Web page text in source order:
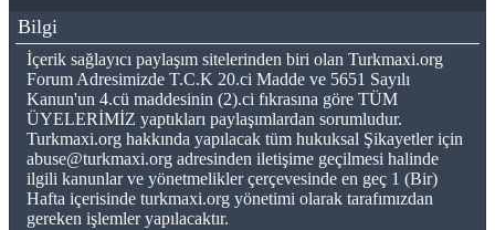
Bilgi
İçerik sağlayıcı paylaşım sitelerinden biri olan Turkmaxi.org
Forum Adresimizde T.C.K 20.ci Madde ve 5651 Sayılı
Kanun'un 4.cü maddesinin (2).ci fıkrasına göre TÜM
ÜYELERİMİZ yaptıkları paylaşımlardan sorumludur.
Turkmaxi.org hakkında yapılacak tüm hukuksal Şikayetler için
abuse@turkmaxi.org adresinden iletişime geçilmesi halinde
ilgili kanunlar ve yönetmelikler çerçevesinde en geç 1 (Bir)
Hafta içerisinde turkmaxi.org yönetimi olarak tarafımızdan
gereken işlemler yapılacaktır.